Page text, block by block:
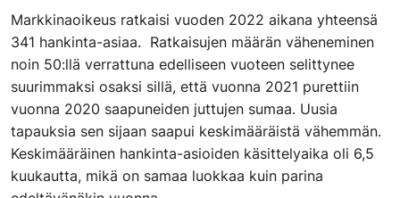
Markkinaoikeus ratkaisi vuoden 2022 aikana yhteensä
341 hankinta-asiaa. Ratkaisujen määrän väheneminen
noin 50:llä verrattuna edelliseen vuoteen selittynee
suurimmaksi osaksi sillä, että vuonna 2021 purettiin
vuonna 2020 saapuneiden juttujen sumaa. Uusia
tapauksia sen sijaan saapui keskimääräistä vähemmän.
Keskimääräinen hankinta-asioiden käsittelyaika oli 6,5
kuukautta, mikä on samaa luokkaa kuin parina